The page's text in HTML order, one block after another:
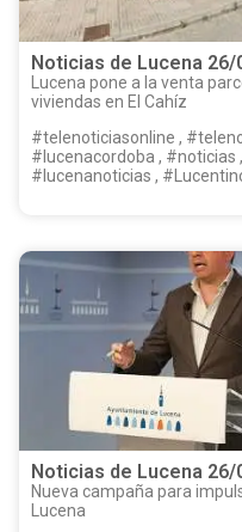
Noticias de Lucena 26/
Lucena pone a la venta
viviendas en El Cahíz
#telenoticiasonline ,
#lucenacordoba ,
#lucenanoticias ,
Noticias de Lucena 26/
Nueva campaña para
Lucena